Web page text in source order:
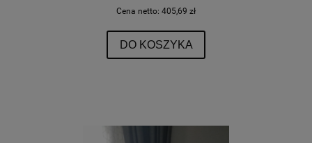
Cena netto: 405,69 zł
DO KOSZYKA